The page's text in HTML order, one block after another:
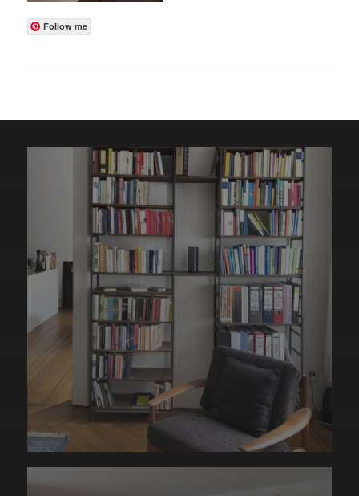
Follow me